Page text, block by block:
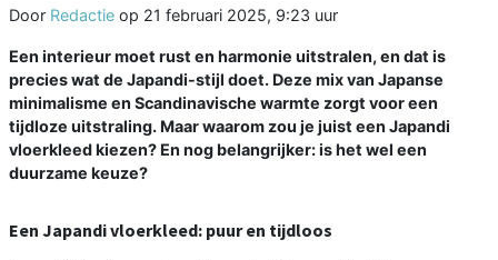
Door Redactie op 21 februari 2025, 9:23 uur
Een interieur moet rust en harmonie uitstralen, en dat is
precies wat de Japandi-stijl doet. Deze mix van Japanse
minimalisme en Scandinavische warmte zorgt voor een
tijdloze uitstraling. Maar waarom zou je juist een Japandi
vloerkleed kiezen? En nog belangrijker: is het wel een
duurzame keuze?
Een Japandi vloerkleed: puur en tijdloos